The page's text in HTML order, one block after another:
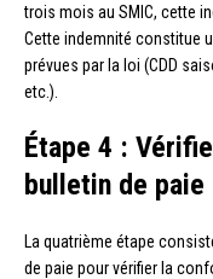
trois mois au SMIC, cette
Cette indemnité constitue
prévues par la loi (CDD
etc.).
Étape 4 :
bulletin de paie
La quatrième étape
de paie pour vérifier la